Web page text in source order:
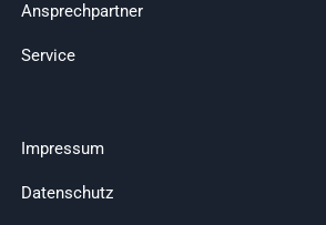
Ansprechpartner
Service
Impressum
Datenschutz